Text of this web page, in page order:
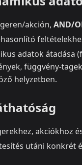
akción, AND/
adatok átadása
helyzetben.
akciókhoz
utáni konkrét